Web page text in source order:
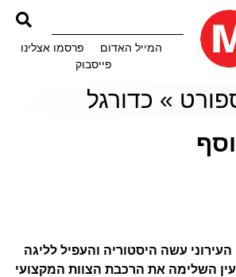
המייל האדום
פרסמו אצלינו
פייסבוק
» כדורגל
העירוני עשה היסטוריה והעפיל לליגה
השלימה את הרכבת הצוות המקצועי